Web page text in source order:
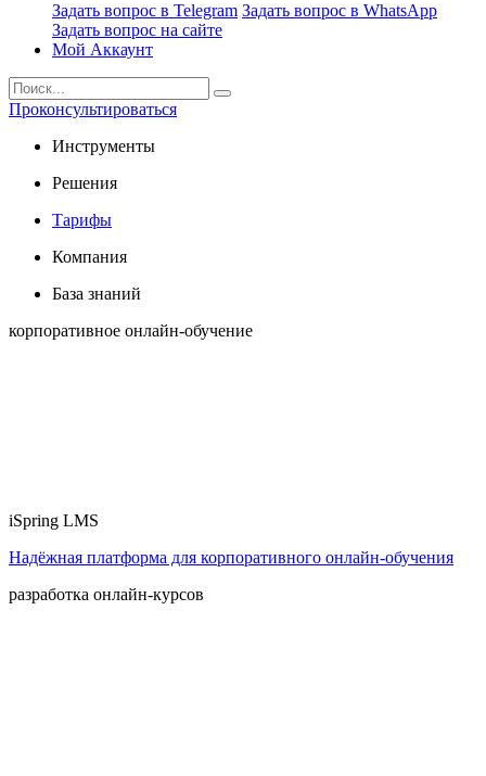
Задать вопрос в Telegram Задать вопрос в WhatsApp
Задать вопрос на сайте
Мой Аккаунт
Проконсультироваться
Инструменты
Решения
Тарифы
Компания
База знаний
корпоративное онлайн-обучение
iSpring LMS
Надёжная платформа для корпоративного онлайн‑обучения
разработка онлайн-курсов